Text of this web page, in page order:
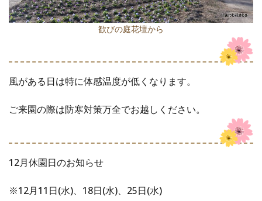
歓びの庭花壇から
風がある日は特に体感温度が低くなります。
ご来園の際は防寒対策万全でお越しください。
12月休園日のお知らせ
※12月11日(水)、18日(水)、25日(水)